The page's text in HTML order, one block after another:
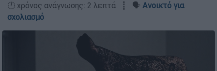
🕛 χρόνος ανάγνωσης: 2 λεπτά ┋ 🗣️ Ανοικτό για
σχολιασμό